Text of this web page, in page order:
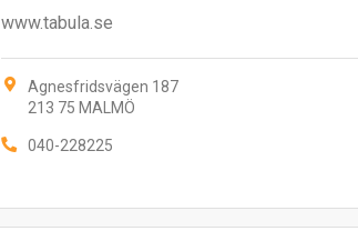
www.tabula.se
Agnesfridsvägen 187
213 75 MALMÖ
040-228225